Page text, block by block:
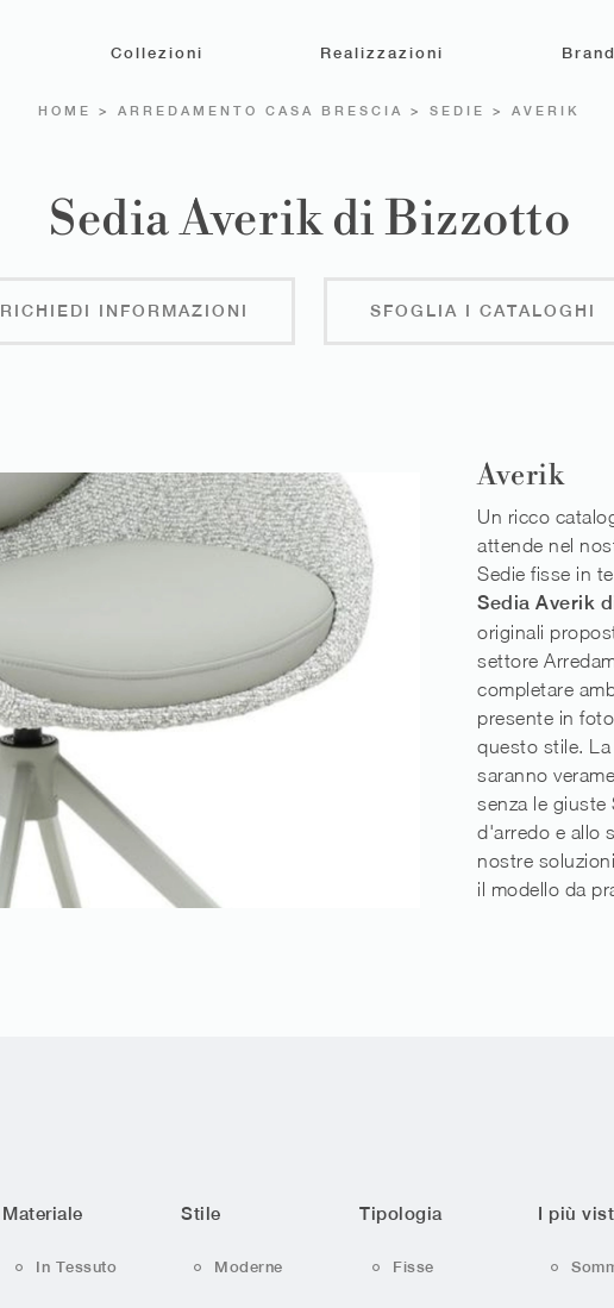
Collezioni Realizzazioni Brand
HOME > ARREDAMENTO CASA BRESCIA > SEDIE > AVERIK
Sedia Averik di Bizzotto
RICHIEDI INFORMAZIONI SFOGLIA I CATALOGHI
Averik
Un ricco
attende nel
Sedie fisse in
Sedia Averik
originali
settore
completare
presente in
questo stile.
saranno
senza le giuste
d'arredo e allo
nostre
il modello da
Materiale
In Tessuto
Stile
Moderne
Tipologia
Fisse
I più